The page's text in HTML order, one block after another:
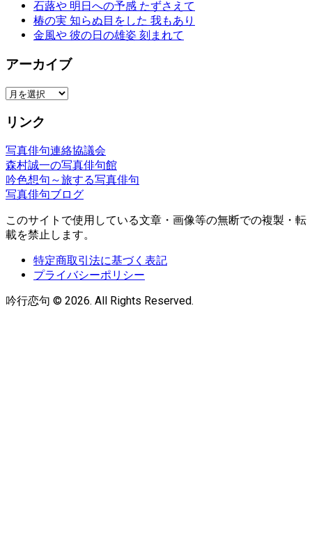
石蕗や 明日への予感 たずさえて
椿の実 知らぬ目をした 我もあり
金風や 彼の日の雄姿 刻まれて
アーカイブ
ア
カ
ブ
リンク
写真俳句連絡協議会
森村誠一の写真俳句館
吟色想句～旅する写真俳句
写真俳句ブログ
このサイトで使用している文章・画像等の無断での複製・転
載を禁止します。
特定商取引法に基づく表記
プライバシーポリシー
吟行恋句 © 2026. All Rights Reserved.